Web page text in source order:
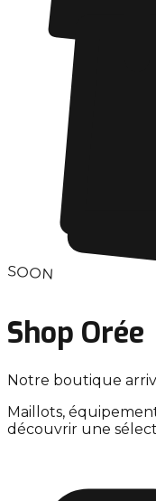
Shop Orée
Notre boutique
Maillots,
découvrir une